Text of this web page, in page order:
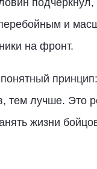
подчеркнул,
и
на фронт.
понятный
тем лучше. Это
жизни